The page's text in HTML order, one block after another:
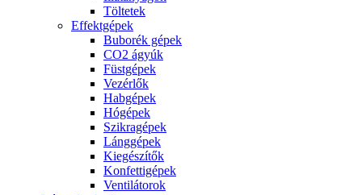
Töltetek
Effektgépek
Buborék gépek
CO2 ágyúk
Füstgépek
Vezérlők
Habgépek
Hógépek
Szikragépek
Lánggépek
Kiegészítők
Konfettigépek
Ventilátorok